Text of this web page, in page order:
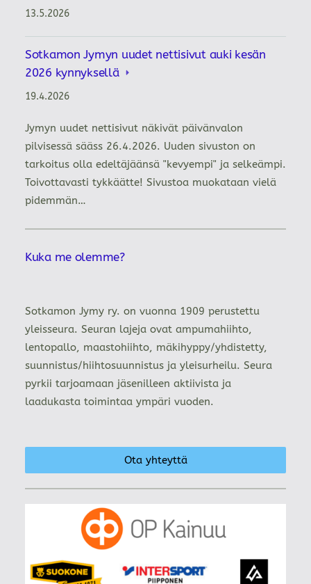
13.5.2026
Sotkamon Jymyn uudet nettisivut auki kesän
2026 kynnyksellä
19.4.2026
Jymyn uudet nettisivut näkivät päivänvalon
pilvisessä sääss 26.4.2026. Uuden sivuston on
tarkoitus olla edeltäjäänsä "kevyempi" ja selkeämpi.
Toivottavasti tykkäätte! Sivustoa muokataan vielä
pidemmän…
Kuka me olemme?
Sotkamon Jymy ry. on vuonna 1909 perustettu
yleisseura. Seuran lajeja ovat ampumahiihto,
lentopallo, maastohiihto, mäkihyppy/yhdistetty,
suunnistus/hiihtosuunnistus ja yleisurheilu. Seura
pyrkii tarjoamaan jäsenilleen aktiivista ja
laadukasta toimintaa ympäri vuoden.
Ota yhteyttä